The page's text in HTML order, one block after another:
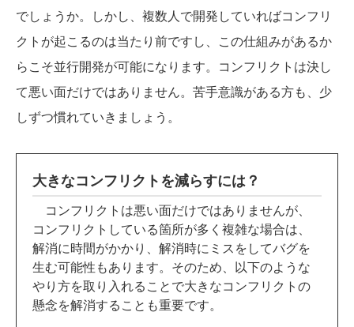
でしょうか。しかし、複数人で開発していればコンフリ
クトが起こるのは当たり前ですし、この仕組みがあるか
らこそ並行開発が可能になります。コンフリクトは決し
て悪い面だけではありません。苦手意識がある方も、少
しずつ慣れていきましょう。
大きなコンフリクトを減らすには？
コンフリクトは悪い面だけではありませんが、
コンフリクトしている箇所が多く複雑な場合は、
解消に時間がかかり、解消時にミスをしてバグを
生む可能性もあります。そのため、以下のような
やり方を取り入れることで大きなコンフリクトの
懸念を解消することも重要です。